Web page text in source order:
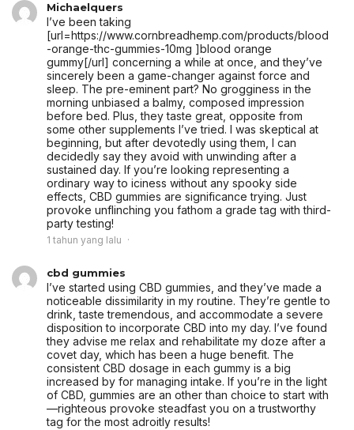
Michaelquers
I’ve been taking
[url=https://www.cornbreadhemp.com/products/blood
-orange-thc-gummies-10mg ]blood orange
gummy[/url] concerning a while at once, and they’ve
sincerely been a game-changer against force and
sleep. The pre-eminent part? No grogginess in the
morning unbiased a balmy, composed impression
before bed. Plus, they taste great, opposite from
some other supplements I’ve tried. I was skeptical at
beginning, but after devotedly using them, I can
decidedly say they avoid with unwinding after a
sustained day. If you’re looking representing a
ordinary way to iciness without any spooky side
effects, CBD gummies are significance trying. Just
provoke unflinching you fathom a grade tag with third-
party testing!
1 tahun yang lalu
cbd gummies
I’ve started using CBD gummies, and they’ve made a
noticeable dissimilarity in my routine. They’re gentle to
drink, taste tremendous, and accommodate a severe
disposition to incorporate CBD into my day. I’ve found
they advise me relax and rehabilitate my doze after a
covet day, which has been a huge benefit. The
consistent CBD dosage in each gummy is a big
increased by for managing intake. If you’re in the light
of CBD, gummies are an other than choice to start with
—righteous provoke steadfast you on a trustworthy
tag for the most adroitly results!